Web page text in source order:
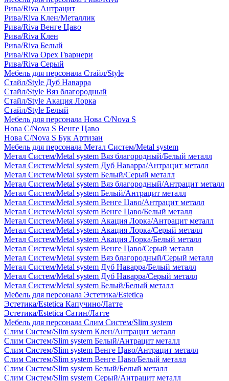
Рива/Riva Антрацит
Рива/Riva Клен/Металлик
Рива/Riva Венге Цаво
Рива/Riva Клен
Рива/Riva Белый
Рива/Riva Орех Гварнери
Рива/Riva Серый
Мебель для персонала Стайл/Style
Стайл/Style Дуб Наварра
Стайл/Style Вяз благородный
Стайл/Style Акация Лорка
Стайл/Style Белый
Мебель для персонала Нова С/Nova S
Нова С/Nova S Венге Цаво
Нова С/Nova S Бук Артизан
Мебель для персонала Метал Систем/Metal system
Метал Систем/Metal system Вяз благородный/Белый металл
Метал Систем/Metal system Дуб Наварра/Антрацит металл
Метал Систем/Metal system Белый/Серый металл
Метал Систем/Metal system Вяз благородный/Антрацит металл
Метал Систем/Metal system Белый/Антрацит металл
Метал Систем/Metal system Венге Цаво/Антрацит металл
Метал Систем/Metal system Венге Цаво/Белый металл
Метал Систем/Metal system Акация Лорка/Антрацит металл
Метал Систем/Metal system Акация Лорка/Серый металл
Метал Систем/Metal system Акация Лорка/Белый металл
Метал Систем/Metal system Венге Цаво/Серый металл
Метал Систем/Metal system Вяз благородный/Серый металл
Метал Систем/Metal system Дуб Наварра/Белый металл
Метал Систем/Metal system Дуб Наварра/Серый металл
Метал Систем/Metal system Белый/Белый металл
Мебель для персонала Эстетика/Estetica
Эстетика/Estetica Капучино/Латте
Эстетика/Estetica Сатин/Латте
Мебель для персонала Слим Систем/Slim system
Слим Систем/Slim system Клен/Антрацит металл
Слим Систем/Slim system Белый/Антрацит металл
Слим Систем/Slim system Венге Цаво/Антрацит металл
Слим Систем/Slim system Венге Цаво/Белый металл
Слим Систем/Slim system Белый/Белый металл
Слим Систем/Slim system Серый/Антрацит металл